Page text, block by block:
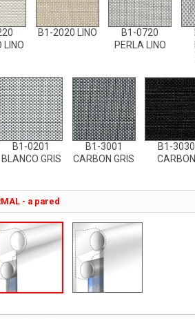
LINO
B1-2020 LINO
B1-0720
PERLA LINO
B1-0201
BLANCO GRIS
B1-3001
CARBON GRIS
B1-3030
CARBON
- a pared